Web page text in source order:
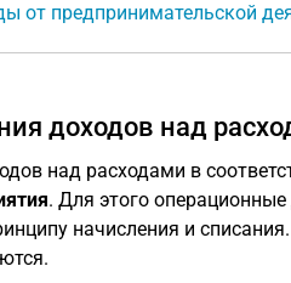
от предпринимательской
доходов над
над расходами в
. Для этого
начисления и